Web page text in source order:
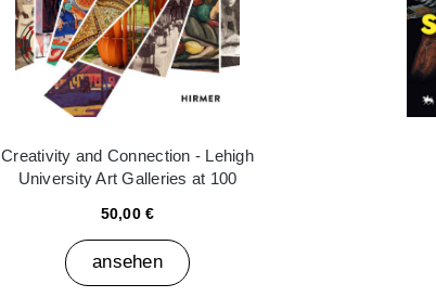
Creativity and Connection - Lehigh
University Art Galleries at 100
50,00 €
ansehen